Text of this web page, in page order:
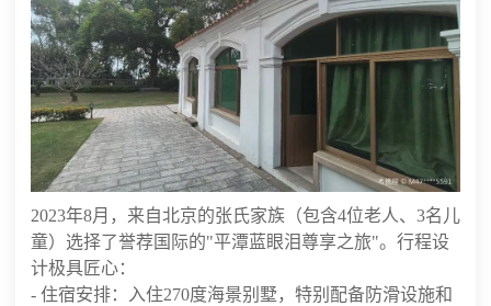
2023年8月，来自北京的张氏家族（包含4位老人、3名儿
童）选择了誉荐国际的"平潭蓝眼泪尊享之旅"。行程设
计极具匠心：
- 住宿安排：入住270度海景别墅，特别配备防滑设施和